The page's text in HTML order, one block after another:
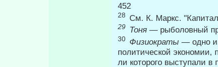
452
28 См. К. Маркс.
29 Тоня — рыболовный
30 Физиократы — одно
политической экономии,
ли которого выступали